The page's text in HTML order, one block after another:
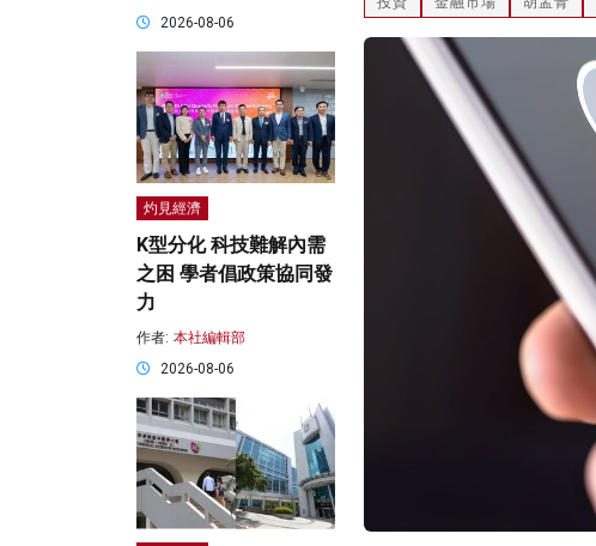
2026-08-06
灼見經濟
K型分化 科技難解內需
之困 學者倡政策協同發
力
作者: 本社編輯部
2026-08-06